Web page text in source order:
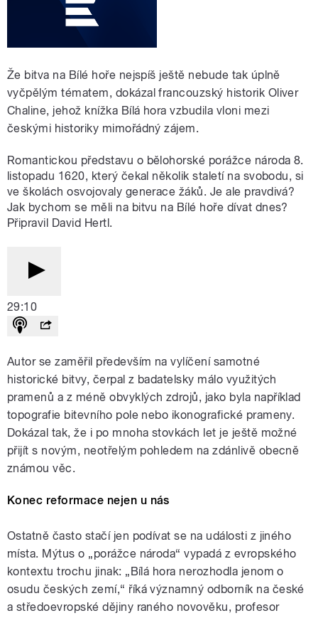
Že bitva na Bílé hoře nejspíš ještě nebude tak úplně
vyčpělým tématem, dokázal francouzský historik Oliver
Chaline, jehož knížka Bílá hora vzbudila vloni mezi
českými historiky mimořádný zájem.
Romantickou představu o bělohorské porážce národa 8.
listopadu 1620, který čekal několik staletí na svobodu, si
ve školách osvojovaly generace žáků. Je ale pravdivá?
Jak bychom se měli na bitvu na Bílé hoře dívat dnes?
Připravil David Hertl.
29:10
Autor se zaměřil především na vylíčení samotné
historické bitvy, čerpal z badatelsky málo využitých
pramenů a z méně obvyklých zdrojů, jako byla například
topografie bitevního pole nebo ikonografické prameny.
Dokázal tak, že i po mnoha stovkách let je ještě možné
přijít s novým, neotřelým pohledem na zdánlivě obecně
známou věc.
Konec reformace nejen u nás
Ostatně často stačí jen podívat se na události z jiného
místa. Mýtus o „porážce národa“ vypadá z evropského
kontextu trochu jinak: „Bílá hora nerozhodla jenom o
osudu českých zemí,“ říká významný odborník na české
a středoevropské dějiny raného novověku, profesor